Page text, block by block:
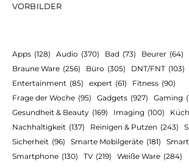
VORBILDER
Apps (128) Audio (370) Bad (73) Beurer (64)
Braune Ware (256) Büro (305) DNT/FNT (103)
Entertainment (85) expert (61) Fitness (90)
Frage der Woche (95) Gadgets (927) Gaming
Gesundheit & Beauty (169) Imaging (100)
Nachhaltigkeit (137) Reinigen & Putzen (243)
Sicherheit (96) Smarte Mobilgeräte (181)
Smartphone (130) TV (219) Weiße Ware (284)